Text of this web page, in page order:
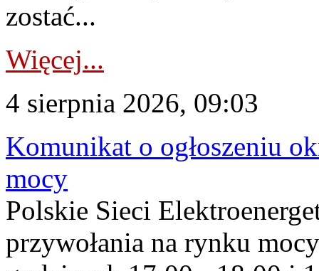
zostać...
Więcej...
4 sierpnia 2026, 09:03
Komunikat o ogłoszeniu
mocy
Polskie Sieci
przywołania na rynku